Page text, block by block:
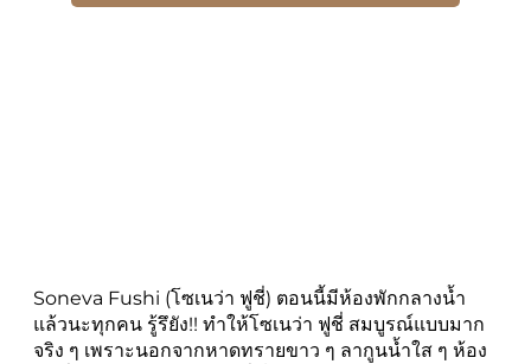
Soneva Fushi (โซเนว่า ฟูชี่) ตอนนี้มีห้องพักกลางน้ำ
แล้วนะทุกคน รู้รึยัง!! ทำให้โซเนว่า ฟูชี่ สมบูรณ์แบบมาก
จริง ๆ เพราะนอกจากหาดทรายขาว ๆ ลากูนน้ำใส ๆ ห้อง